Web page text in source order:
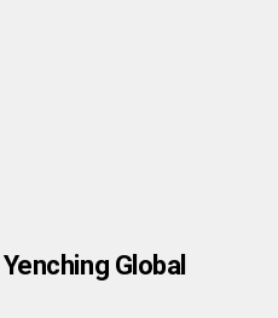
Global